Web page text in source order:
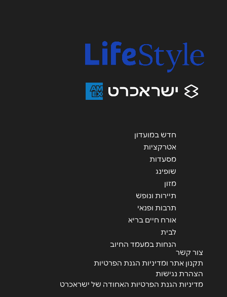
חדש במועדון
אטרקציות
מסעדות
שופינג
מזון
תיירות ונופש
תרבות ופנאי
אורח חיים בריא
לבית
הנחות במעמד החיוב
צור קשר
תקנון אתר ומדיניות הגנת הפרטיות
הצהרת נגישות
מדיניות הגנת הפרטיות האחודה של ישראכרט